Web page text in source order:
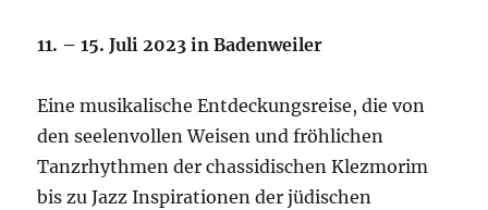
11. – 15. Juli 2023 in Badenweiler
Eine musikalische Entdeckungsreise, die von
den seelenvollen Weisen und fröhlichen
Tanzrhythmen der chassidischen Klezmorim
bis zu Jazz Inspirationen der jüdischen